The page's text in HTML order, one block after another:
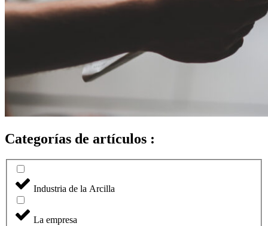
Categorías de artículos :
Industria de la Arcilla
La empresa